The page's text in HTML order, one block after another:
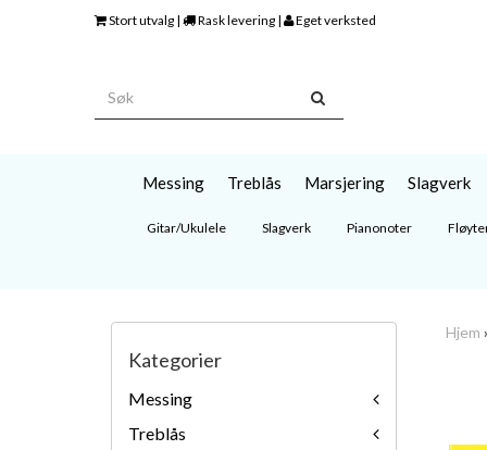
Stort utvalg | Rask levering | Eget verksted
Messing Treblås Marsjering Slagverk
Gitar/Ukulele Slagverk Pianonoter
Kategorier
Messing
Treblås
Hjem